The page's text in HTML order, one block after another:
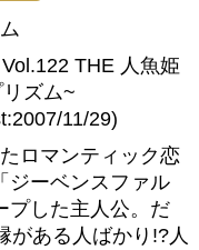
THE 人魚姫
ズム~
11/29)
ロマンティック恋
ジーベンスファル
プした主人公。だ
がある人ばかり!?人